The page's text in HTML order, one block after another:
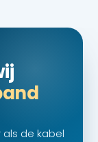
de kabel